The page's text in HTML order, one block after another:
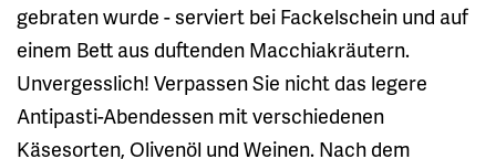
gebraten wurde - serviert bei Fackelschein und auf
einem Bett aus duftenden Macchiakräutern.
Unvergesslich! Verpassen Sie nicht das legere
Antipasti-Abendessen mit verschiedenen
Käsesorten, Olivenöl und Weinen. Nach dem